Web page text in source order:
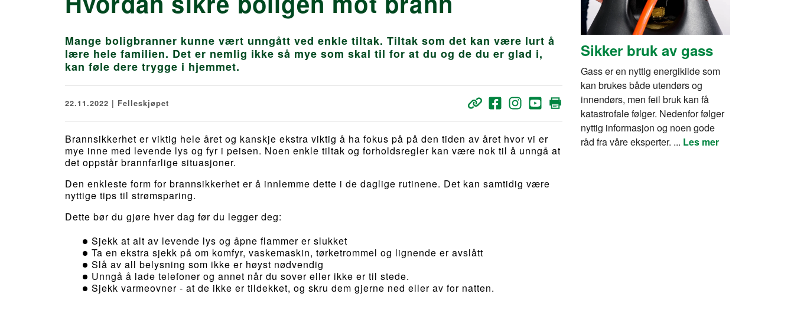
Mange boligbranner kunne vært unngått ved enkle tiltak. Tiltak som det kan være lurt å
lære hele familien. Det er nemlig ikke så mye som skal til for at du og de du er glad i,
kan føle dere trygge i hjemmet.
22.11.2022 | Felleskjøpet
Brannsikkerhet er viktig hele året og kanskje ekstra viktig å ha fokus på på den tiden av året hvor vi er
mye inne med levende lys og fyr i peisen. Noen enkle tiltak og forholdsregler kan være nok til å unngå at
det oppstår brannfarlige situasjoner.
Den enkleste form for brannsikkerhet er å innlemme dette i de daglige rutinene. Det kan samtidig være
nyttige tips til strømsparing.
Dette bør du gjøre hver dag før du legger deg:
Sjekk at alt av levende lys og åpne flammer er slukket
Ta en ekstra sjekk på om komfyr, vaskemaskin, tørketrommel og lignende er avslått
Slå av all belysning som ikke er høyst nødvendig
Unngå å lade telefoner og annet når du sover eller ikke er til stede.
Sjekk varmeovner - at de ikke er tildekket, og skru dem gjerne ned eller av for natten.
Sikker bruk av gass
Gass er en nyttig energikilde som
kan brukes både utendørs og
innendørs, men feil bruk kan få
katastrofale følger. Nedenfor følger
nyttig informasjon og noen gode
råd fra våre eksperter. ... Les mer